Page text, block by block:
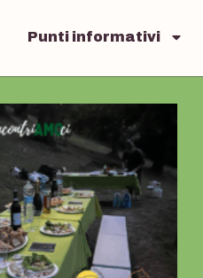
Punti informativi